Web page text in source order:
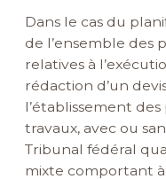
Dans le cas du
de l’ensemble des
relatives à
rédaction d’un
l’établissement
travaux, avec ou
Tribunal fédéral
mixte comportant